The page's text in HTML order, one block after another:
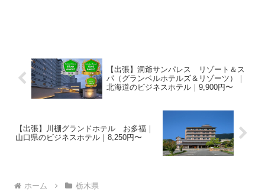
【出張】洞爺サンパレス リゾート＆ス
パ（グランベルホテルズ＆リゾーツ）｜
北海道のビジネスホテル｜9,900円〜
【出張】川棚グランドホテル お多福｜
山口県のビジネスホテル｜8,250円〜
ホーム 栃木県